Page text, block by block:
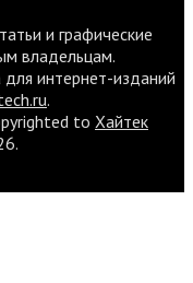
и графические
владельцам.
интернет-изданий
.
to Хайтек